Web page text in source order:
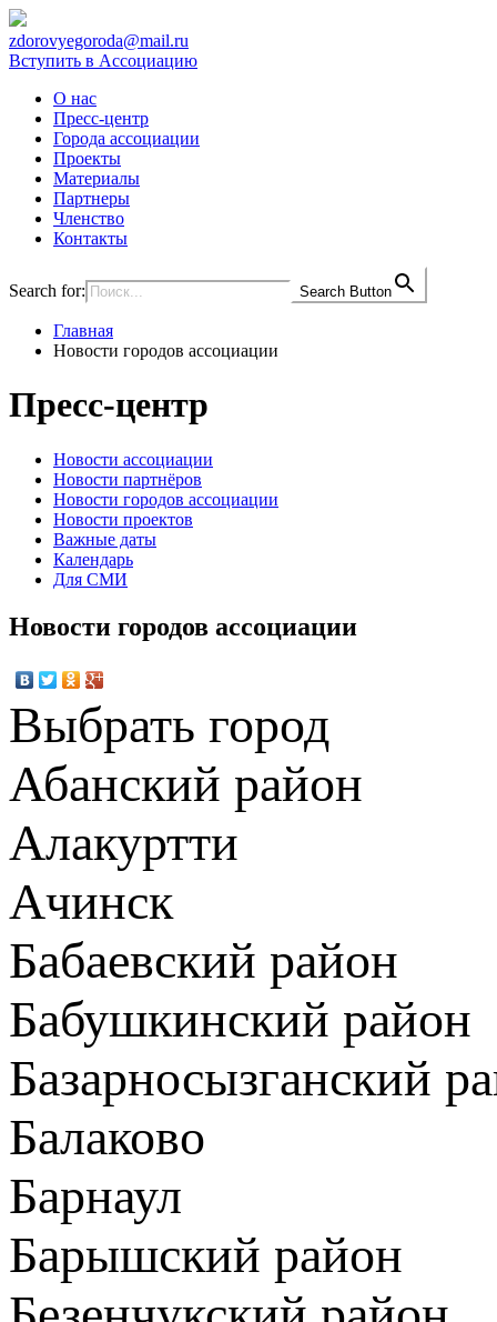
zdorovyegoroda@mail.ru
Вступить в Ассоциацию
О нас
Пресс-центр
Города ассоциации
Проекты
Материалы
Партнеры
Членство
Контакты
Search for: Search Button
Главная
Новости городов ассоциации
Пресс-центр
Новости ассоциации
Новости партнёров
Новости городов ассоциации
Новости проектов
Важные даты
Календарь
Для СМИ
Новости городов ассоциации
Выбрать город
Абанский район
Алакуртти
Ачинск
Бабаевский район
Бабушкинский район
Базарносызганский
Балаково
Барнаул
Барышский район